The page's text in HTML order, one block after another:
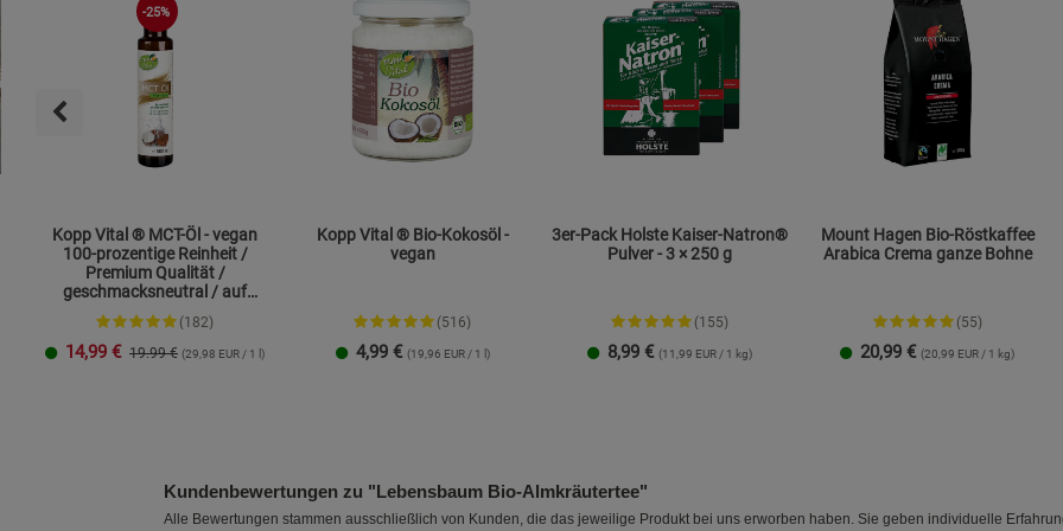
-25%
Kopp Vital ® MCT-Öl - vegan
100-prozentige Reinheit /
Premium Qualität /
geschmacksneutral / auf
Kokosölbasis
(182)
14,99 € 19.99 € (29,98 EUR / 1 l)
Kopp Vital ® Bio-Kokosöl -
vegan
(516)
4,99 € (19,96 EUR / 1 l)
3er-Pack Holste Kaiser-Natron®
Pulver - 3 × 250 g
(155)
8,99 € (11,99 EUR / 1 kg)
Mount Hagen Bio-Röstkaffee
Arabica Crema ganze Bohne
(55)
20,99 € (20,99 EUR / 1 kg)
Kundenbewertungen zu "Lebensbaum Bio-Almkräutertee"
Alle Bewertungen stammen ausschließlich von Kunden, die das jeweilige Produkt bei uns erworben haben. Sie geben individuelle
Beschreibung Statistik Cookies
Cookie-Informationen anzeigen
Marketing Cookies (3)
Datenschutzerklärung Impressum